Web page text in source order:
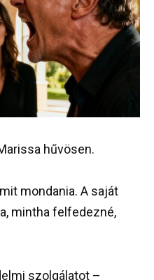
hűvösen.
mondania. A saját
mintha felfedezné,
szolgálatot –